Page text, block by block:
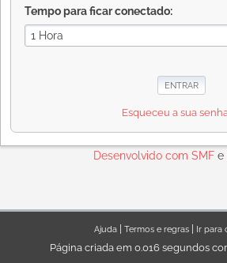
Tempo para ficar conectado:
Esqueceu a sua
Desenvolvido com SMFe
Ajuda| Termos e regras| Ir para
Página criada em 0.016 segundos